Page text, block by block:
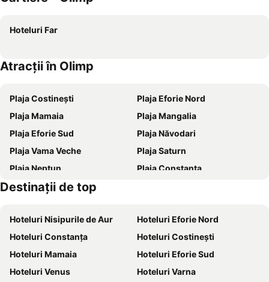
Vila Brancoveanu
Hotel 2D Resort and Spa
Hotel Cometa
Hotel Terra
Safir Blue Resort
Hotel Allegro
Pension Iory`s
Hotel Decebal Eforie Nord
Grand Hotel Caraiman
Mera Brise
Hotel Saturn
Hotel Corsa
Hotel Sanda
Hotel Ancora
Hotel Corina
Paradox
Hotel Recif
Hotel Nalba Jupiter
Complex Tropical
New Belvedere
Apollo Neptun
Hoteluri Far
Atracții în Olimp
Plaja Costinești
Plaja Eforie Nord
Plaja Mamaia
Plaja Mangalia
Plaja Eforie Sud
Plaja Năvodari
Plaja Vama Veche
Plaja Saturn
Plaja Neptun
Plaja Constanța
Gara Constanța
Plaja Olimp
Casa de Cultură
Delfinariu Constanța
Centru
Lacul Techirghiol
Obelisc Costinești
Plaja Jupiter
Herghelia Mangalia
Destinaţii de top
Hoteluri Nisipurile de Aur
Hoteluri Eforie Nord
Hoteluri Constanța
Hoteluri Costinești
Hoteluri Mamaia
Hoteluri Eforie Sud
Hoteluri Venus
Hoteluri Varna